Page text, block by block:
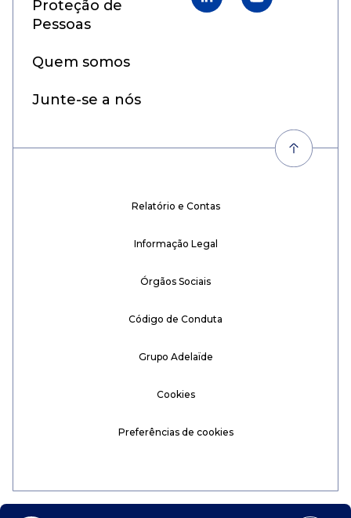
Proteção de
Pessoas
Quem somos
Junte-se a nós
Relatório e Contas
Informação Legal
Órgãos Sociais
Código de Conduta
Grupo Adelaïde
Cookies
Preferências de cookies